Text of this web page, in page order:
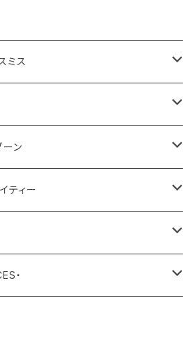
ミス
ーン
ティー
・